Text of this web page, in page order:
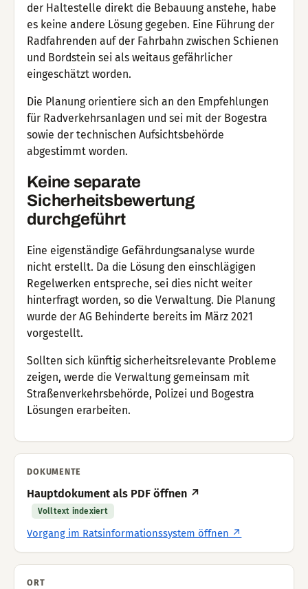
der Haltestelle direkt die Bebauung anstehe, habe
es keine andere Lösung gegeben. Eine Führung der
Radfahrenden auf der Fahrbahn zwischen Schienen
und Bordstein sei als weitaus gefährlicher
eingeschätzt worden.
Die Planung orientiere sich an den Empfehlungen
für Radverkehrsanlagen und sei mit der Bogestra
sowie der technischen Aufsichtsbehörde
abgestimmt worden.
Keine separate
Sicherheitsbewertung
durchgeführt
Eine eigenständige Gefährdungsanalyse wurde
nicht erstellt. Da die Lösung den einschlägigen
Regelwerken entspreche, sei dies nicht weiter
hinterfragt worden, so die Verwaltung. Die Planung
wurde der AG Behinderte bereits im März 2021
vorgestellt.
Sollten sich künftig sicherheitsrelevante Probleme
zeigen, werde die Verwaltung gemeinsam mit
Straßenverkehrsbehörde, Polizei und Bogestra
Lösungen erarbeiten.
DOKUMENTE
Hauptdokument als PDF öffnen ↗
Volltext indexiert
Vorgang im Ratsinformationssystem öffnen ↗
ORT